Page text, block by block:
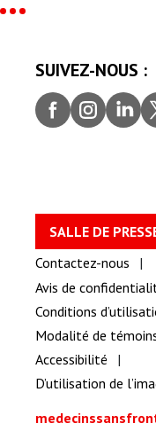
SUIVEZ-NOUS :
Faceb
ook
Insta
gram
Linke
dIn
er
SALLE DE
Contactez-nous
Avis de
Conditions
Modalité de
Accessibilité
D’utilisation de